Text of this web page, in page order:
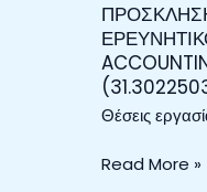
«FACING
KEY
CHALLENGES
IN
GAS
Θέσεις
ΠΡΟΣΚΛΗΣΗ
ΕΚΔΗΛΩΣΗΣ
ΓΙΑ
ΑΝΑΘΕΣΗ
ΣΤΟ
Read More »